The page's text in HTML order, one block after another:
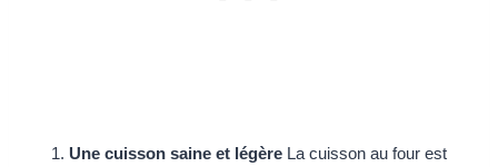
Une cuisson saine et légère La cuisson au four est